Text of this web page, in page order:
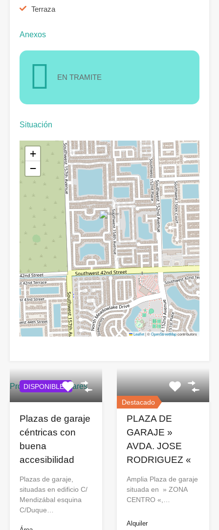
Terraza
Anexos
EN TRAMITE
Situación
+
−
Leaflet|©OpenStreetMapcontributors
Propiedades similares
DISPONIBLES
Plazas de garaje
céntricas con
buena
accesibilidad
Plazas de garaje,
situadas en edificio C/
Mendizábal esquina
C/Duque…
Destacado
PLAZA DE
GARAJE »
AVDA. JOSE
RODRIGUEZ «
Amplia Plaza de garaje
situada en » ZONA
CENTRO «,…
Alquiler